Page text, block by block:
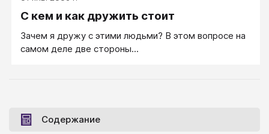
Правильную дружбу нужно ценить и поддерживать.
С кем и как дружить стоит
Зачем я дружу с этими людьми? В этом вопросе на
самом деле две стороны...
Содержание